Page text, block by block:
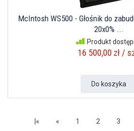
McIntosh WS500 - Głośnik do
20x0% ...
Produkt
16 500,00 zł /
Do koszyka
|« « 1 2 3